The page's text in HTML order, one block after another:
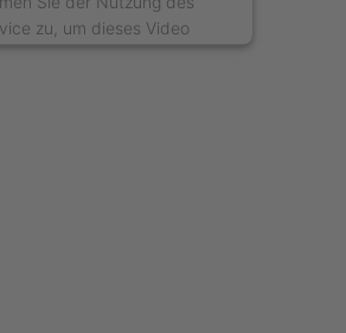
zu, um dieses Video
anzusehen.